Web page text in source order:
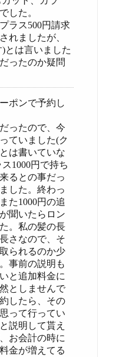
した。
ラス500円請求
れましたが、
とは言いました
ったのか疑問
ポンで予約し
ったので、今
ていました(ク
は書いていな
1000円で持ち
るとの事だっ
した。終わっ
た1000円の追
聞いたらロン
。私の髪の長
さなので、そ
られるのか少
事前の説明も
と追加料金に
としませんで
したら、その
って行ってい
説明して貰え
お会計の時に
金が増えてる